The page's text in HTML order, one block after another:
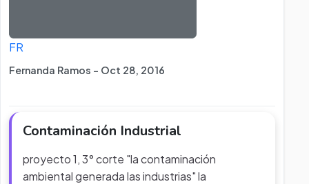
FR
Fernanda Ramos - Oct 28, 2016
Contaminación Industrial
proyecto 1, 3° corte "la contaminación
ambiental generada las industrias" la